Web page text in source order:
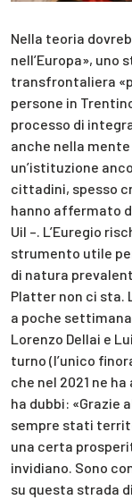
Nella teoria
nell’Europa», uno
transfrontaliera
persone in
processo di
anche nella
un’istituzione
cittadini, spesso
hanno affermato
Uil –. L’Euregio
strumento utile
di natura
Platter non ci sta.
a poche settimana
Lorenzo Dellai e
turno (l’unico
che nel 2021 ne
ha dubbi: «Grazie
sempre stati
una certa
invidiano. Sono
su questa strada